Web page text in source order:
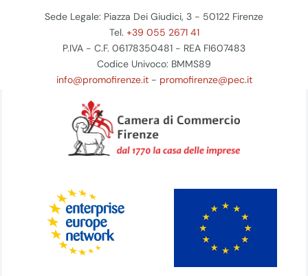
Sede Legale: Piazza Dei Giudici, 3 - 50122 Firenze
Tel. +39 055 2671 41
P.IVA - C.F. 06178350481 - REA FI607483
Codice Univoco: BMMS89
info@promofirenze.it- promofirenze@pec.it